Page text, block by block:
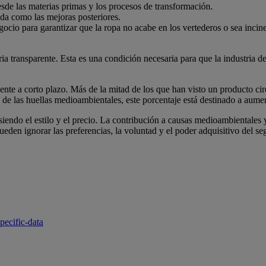
las materias primas y los procesos de transformación.
como las mejoras posteriores.
para garantizar que la ropa no acabe en los vertederos o sea
Esta es una condición necesaria para que la industria
a corto plazo. Más de la mitad de los que han visto un producto
las huellas medioambientales, este porcentaje está destinado a
el estilo y el precio. La contribución a causas medioambientales
ignorar las preferencias, la voluntad y el poder adquisitivo del
data